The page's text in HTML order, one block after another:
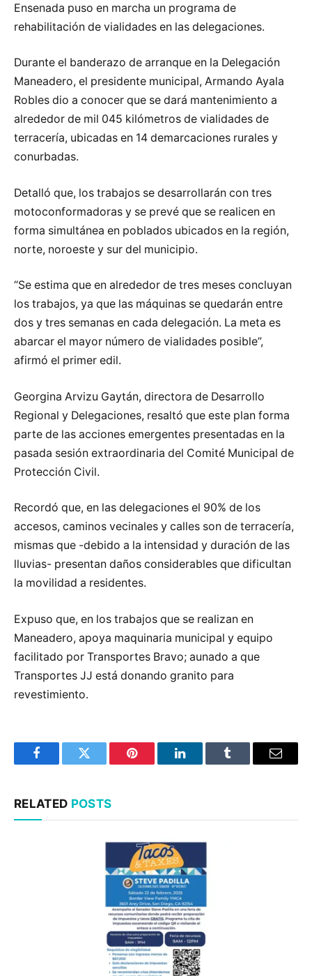
Ensenada puso en marcha un programa de
rehabilitación de vialidades en las delegaciones.
Durante el banderazo de arranque en la Delegación
Maneadero, el presidente municipal, Armando Ayala
Robles dio a conocer que se dará mantenimiento a
alrededor de mil 045 kilómetros de vialidades de
terracería, ubicadas en 14 demarcaciones rurales y
conurbadas.
Detalló que, los trabajos se desarrollarán con tres
motoconformadoras y se prevé que se realicen en
forma simultánea en poblados ubicados en la región,
norte, noroeste y sur del municipio.
“Se estima que en alrededor de tres meses concluyan
los trabajos, ya que las máquinas se quedarán entre
dos y tres semanas en cada delegación. La meta es
abarcar el mayor número de vialidades posible”,
afirmó el primer edil.
Georgina Arvizu Gaytán, directora de Desarrollo
Regional y Delegaciones, resaltó que este plan forma
parte de las acciones emergentes presentadas en la
pasada sesión extraordinaria del Comité Municipal de
Protección Civil.
Recordó que, en las delegaciones el 90% de los
accesos, caminos vecinales y calles son de terracería,
mismas que -debido a la intensidad y duración de las
lluvias- presentan daños considerables que dificultan
la movilidad a residentes.
Expuso que, en los trabajos que se realizan en
Maneadero, apoya maquinaria municipal y equipo
facilitado por Transportes Bravo; aunado a que
Transportes JJ está donando granito para
revestimiento.
FacebookTwitter Pinterest LinkedInTumblr Email
RELATED POSTS